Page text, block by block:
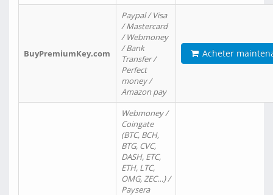
BuyPremiumKey.com
Paypal / Visa
/ Mastercard
/ Webmoney
/ Bank
Transfer /
Perfect
money /
Amazon pay
Acheter
Webmoney /
Coingate
(BTC, BCH,
BTG, CVC,
DASH, ETC,
ETH, LTC,
OMG, ZEC…) /
Paysera